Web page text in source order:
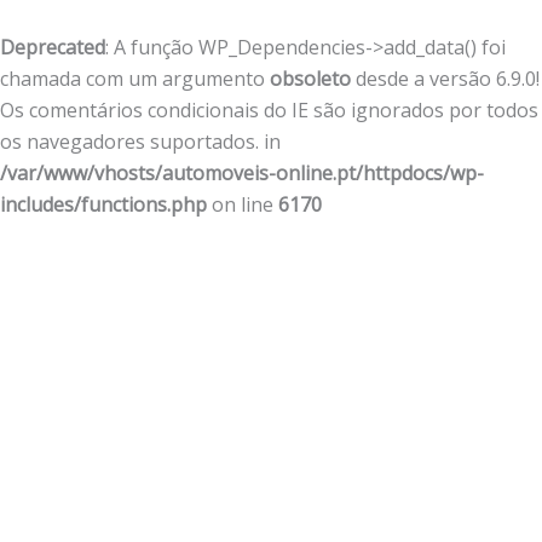
Deprecated: A função WP_Dependencies->add_data() foi
chamada com um argumento obsoletodesde a versão 6.9.0!
Os comentários condicionais do IE são ignorados por todos
os navegadores suportados. in
/var/www/vhosts/automoveis-online.pt/httpdocs/wp-
includes/functions.phpon line 6170